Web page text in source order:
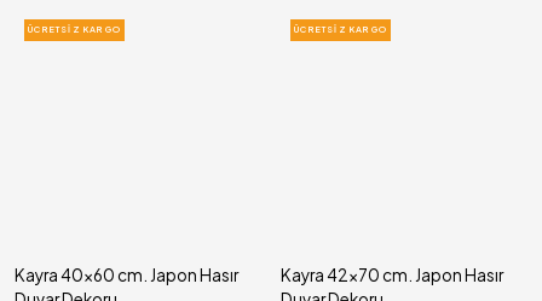
ÜCRETSIZ KARGO
Kayra 40x60 cm. Japon Hasır
ÜCRETSIZ KARGO
Kayra 42x70 cm. Japon Hasır